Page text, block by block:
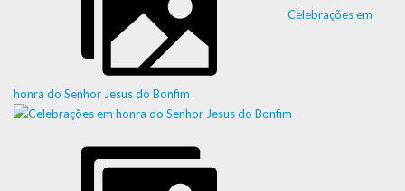
Celebrações em
honra do Senhor Jesus do Bonfim